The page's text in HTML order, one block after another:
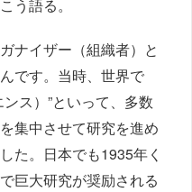
う語る。
ナイザー（組織者）と
です。当時、世界で
ス）”といって、多数
集中させて研究を進め
た。日本でも1935年く
巨大研究が奨励される